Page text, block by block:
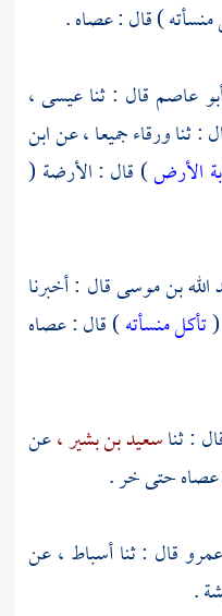
منسأته ) قال : عصاه .
عاصم قال : ثناعيسى ،
: ثناورقاءجميعا ، عنابن
الأرض) قال : الأرضة (
الله بن موسىقال : أخبرنا
(تأكل منسأته) قال : عصاه
: ثناسعيد بن بشير ،عن
حتى خر .
عمروقال : ثناأسباط ،عن
.